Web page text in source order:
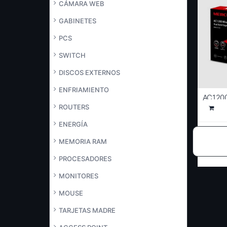
CÁMARA WEB
GABINETES
PCS
SWITCH
DISCOS EXTERNOS
ENFRIAMIENTO
ROUTERS
ENERGÍA
MEMORIA RAM
PROCESADORES
MONITORES
MOUSE
TARJETAS MADRE
BAND